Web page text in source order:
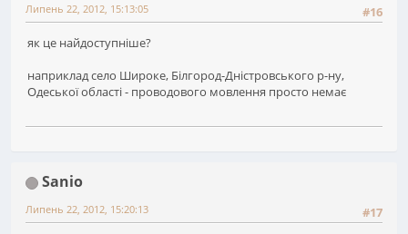
#16
Липень 22, 2012, 15:13:05
як це найдоступніше?
наприклад село Широке, Білгород-Дністровського р-ну,
Одеської області - проводового мовлення просто немає
Sanio
#17
Липень 22, 2012, 15:20:13